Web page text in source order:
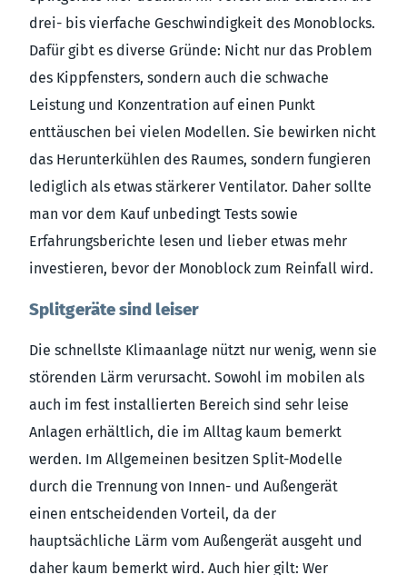
drei- bis vierfache Geschwindigkeit des Monoblocks.
Dafür gibt es diverse Gründe: Nicht nur das Problem
des Kippfensters, sondern auch die schwache
Leistung und Konzentration auf einen Punkt
enttäuschen bei vielen Modellen. Sie bewirken nicht
das Herunterkühlen des Raumes, sondern fungieren
lediglich als etwas stärkerer Ventilator. Daher sollte
man vor dem Kauf unbedingt Tests sowie
Erfahrungsberichte lesen und lieber etwas mehr
investieren, bevor der Monoblock zum Reinfall wird.
Splitgeräte sind leiser
Die schnellste Klimaanlage nützt nur wenig, wenn sie
störenden Lärm verursacht. Sowohl im mobilen als
auch im fest installierten Bereich sind sehr leise
Anlagen erhältlich, die im Alltag kaum bemerkt
werden. Im Allgemeinen besitzen Split-Modelle
durch die Trennung von Innen- und Außengerät
einen entscheidenden Vorteil, da der
hauptsächliche Lärm vom Außengerät ausgeht und
daher kaum bemerkt wird. Auch hier gilt: Wer